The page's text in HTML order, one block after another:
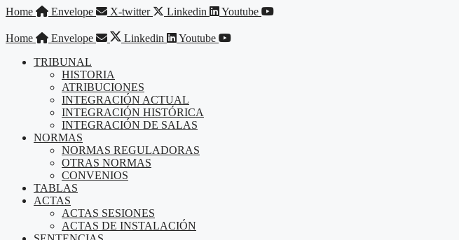
Saltar
contenido
Home Envelope X-twitter Linkedin Youtube
Home Envelope Linkedin
Youtube
TRIBUNAL
HISTORIA
ATRIBUCIONES
INTEGRACIÓN ACTUAL
INTEGRACIÓN HISTÓRICA
INTEGRACIÓN DE SALAS
NORMAS
NORMAS REGULADORAS
OTRAS NORMAS
CONVENIOS
TABLAS
ACTAS
ACTAS SESIONES
ACTAS DE INSTALACIÓN